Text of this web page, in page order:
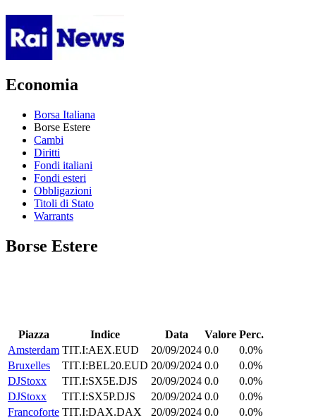
Economia
Borsa Italiana
Borse Estere
Cambi
Diritti
Fondi italiani
Fondi esteri
Obbligazioni
Titoli di Stato
Warrants
Borse Estere
Piazza Indice Data Valore Perc.
Amsterdam TIT.I:AEX.EUD 20/09/2024 0.0
0.0%
Bruxelles
TIT.I:BEL20.EUD 20/09/2024 0.0
0.0%
DJStoxx
TIT.I:SX5E.DJS 20/09/2024 0.0
0.0%
DJStoxx
TIT.I:SX5P.DJS 20/09/2024 0.0
0.0%
Francoforte TIT.I:DAX.DAX 20/09/2024 0.0
0.0%